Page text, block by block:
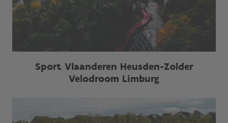
Sport Vlaanderen Heusden-Zolder
Velodroom Limburg